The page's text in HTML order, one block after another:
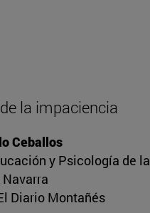
la impaciencia
Ceballos
y Psicología de la
Diario Montañés